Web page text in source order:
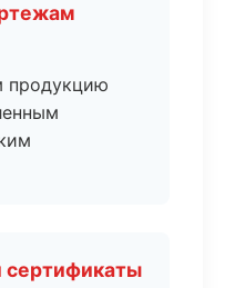
продукцию
сертификаты